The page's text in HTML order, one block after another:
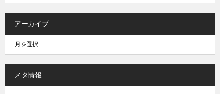
アーカイブ
メタ情報